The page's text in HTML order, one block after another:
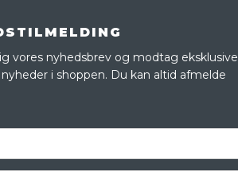
vores nyhedsbrev og modtag eksklusive
i shoppen. Du kan altid afmelde